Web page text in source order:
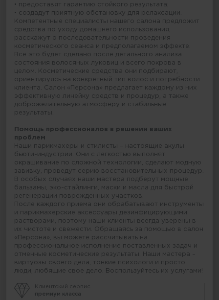
• предоставят гарантию стойкого результата;
• создадут приятную обстановку для релаксации.
Компетентные специалисты нашего салона предложит
средства по уходу домашнего использования,
расскажут о последовательности проведения
косметического сеанса и предполагаемом эффекте.
Все это будет сделано после детального анализа
состояния волосяных луковиц и всего покрова в
целом. Косметические средства они подбирают,
ориентируясь на конкретный тип волос и потребности
клиента. Салон «Персона» предлагает каждому из них
эффективную линейку средств и процедур, а также
доброжелательную атмосферу и стабильные
результаты.
Помощь профессионалов в решении ваших
проблем
Наши парикмахеры и стилисты – настоящие акулы
бьюти-индустрии. Они с легкостью выполнят
окрашивание по сложной технологии, сделают модную
завивку, проведут серию восстановительных процедур.
В особых случаях наши мастера подберут мощные
бальзамы, эко-стайлинги, маски и масла для быстрой
регенерации поврежденных участков.
После каждого приема они обрабатывают инструменты
и парикмахерские аксессуары дезинфицирующими
растворами, поэтому наши клиенты всегда уверены в
их чистоте и свежести. Обращаясь за помощью в салон
«Персона», вы можете рассчитывать на
профессиональное исполнение поставленных задач и
отменные косметические результаты. Наши мастера –
виртуозы своего дела, тонкие психологи и просто
люди, любящие свое дело. Воспользуйтесь их услугами!
Клиентский сервис
премиум класса